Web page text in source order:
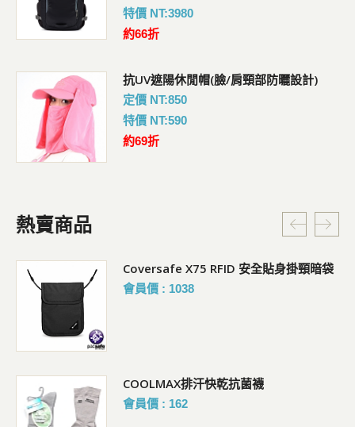
特價 NT:3980
約66折
抗UV遮陽休閒帽(臉/肩頸部防曬設計)
定價 NT:850
特價 NT:590
約69折
熱賣商品
Coversafe X75 RFID 安全貼身掛頸暗袋
會員價 : 1038
COOLMAX排汗快乾抗菌襪
會員價 : 162